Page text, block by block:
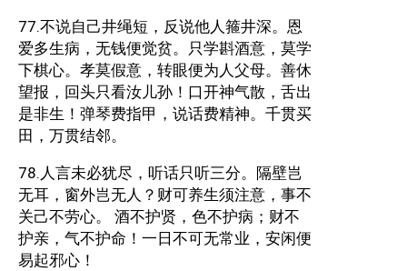
77.不说自己井绳短，反说他人箍井深。恩
爱多生病，无钱便觉贫。只学斟酒意，莫学
下棋心。孝莫假意，转眼便为人父母。善休
望报，回头只看汝儿孙！口开神气散，舌出
是非生！弹琴费指甲，说话费精神。千贯买
田，万贯结邻。
78.人言未必犹尽，听话只听三分。隔壁岂
无耳，窗外岂无人？财可养生须注意，事不
关己不劳心。 酒不护贤，色不护病；财不
护亲，气不护命！一日不可无常业，安闲便
易起邪心！